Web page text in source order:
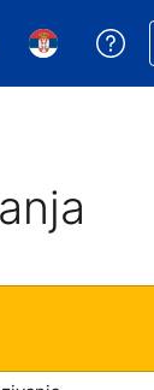
valutu.
Izaberite